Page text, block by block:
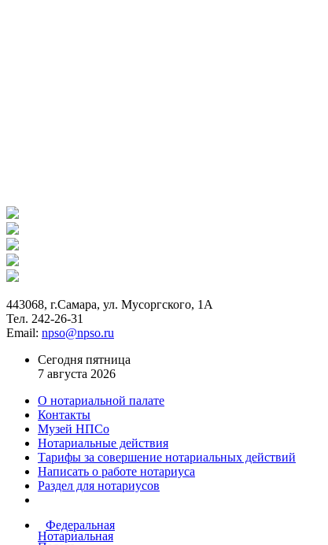
443068, г.Самара, ул. Мусоргского, 1А
Тел. 242-26-31
Email: npso@npso.ru
Сегодня пятница
7 августа 2026
О нотариальной палате
Контакты
Музей НПСо
Нотариальные действия
Тарифы за совершение нотариальных действий
Написать о работе нотариуса
Раздел для нотариусов
Федеральная
Нотариальная